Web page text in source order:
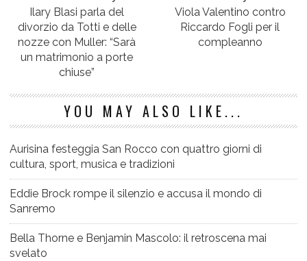
Ilary Blasi parla del
divorzio da Totti e delle
nozze con Muller: “Sarà
un matrimonio a porte
chiuse”
Viola Valentino contro
Riccardo Fogli per il
compleanno
YOU MAY ALSO LIKE...
Aurisina festeggia San Rocco con quattro giorni di
cultura, sport, musica e tradizioni
Eddie Brock rompe il silenzio e accusa il mondo di
Sanremo
Bella Thorne e Benjamin Mascolo: il retroscena mai
svelato